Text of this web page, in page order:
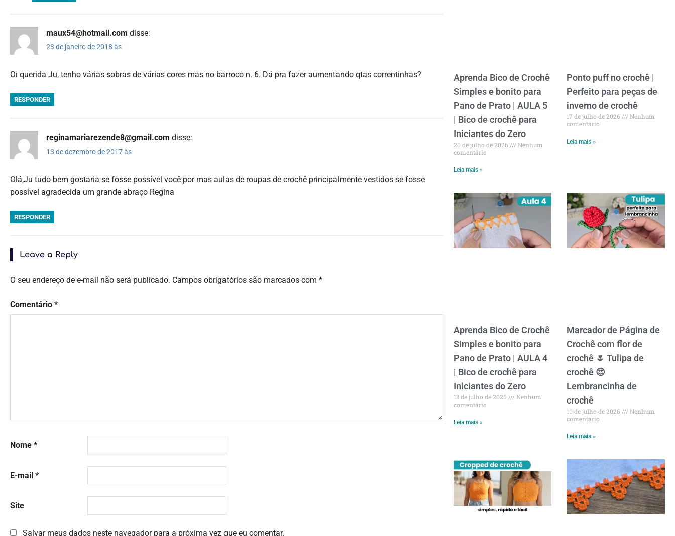
Aprenda Bico de Crochê
Simples e bonito para
Pano de Prato | AULA 5
| Bico de crochê para
Iniciantes do Zero
20 de julho de 2026
Nenhum
comentário
Leia mais »
Ponto puff no crochê |
Perfeito para peças de
inverno de crochê
17 de julho de 2026
Nenhum
comentário
Leia mais »
Aprenda Bico de Crochê
Simples e bonito para
Pano de Prato | AULA 4
| Bico de crochê para
Iniciantes do Zero
13 de julho de 2026
Nenhum
comentário
Leia mais »
Marcador de Página de
Crochê com flor de
crochê 🌷 Tulipa de
crochê 😍
Lembrancinha de
crochê
10 de julho de 2026
Nenhum
comentário
Leia mais »
maux54@hotmail.com disse:
23 de janeiro de 2018 às
Oi querida Ju, tenho várias sobras de várias cores mas no barroco n. 6. Dá pra fazer aumentando qtas correntinhas?
RESPONDER
reginamariarezende8@gmail.com disse:
13 de dezembro de 2017 às
Olá,Ju tudo bem gostaria se fosse possível você por mas aulas de roupas de crochê principalmente vestidos se fosse
possível agradecida um grande abraço Regina
RESPONDER
Leave a Reply
O seu endereço de e-mail não será publicado. Campos obrigatórios são marcados com*
Comentário*
Nome*
E-mail*
Site
Salvar meus dados neste navegador para a próxima vez que eu comentar.